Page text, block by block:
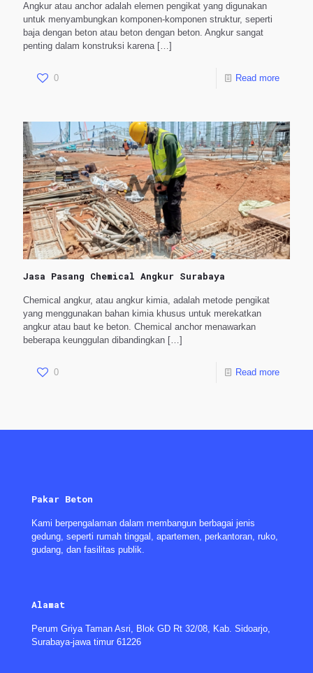
Angkur atau anchor adalah elemen pengikat yang digunakan
untuk menyambungkan komponen-komponen struktur, seperti
baja dengan beton atau beton dengan beton. Angkur sangat
penting dalam konstruksi karena[…]
0 Read more
Jasa Pasang Chemical Angkur Surabaya
Chemical angkur, atau angkur kimia, adalah metode pengikat
yang menggunakan bahan kimia khusus untuk merekatkan
angkur atau baut ke beton. Chemical anchor menawarkan
beberapa keunggulan dibandingkan […]
0 Read more
Pakar Beton
Kami berpengalaman dalam membangun berbagai jenis
gedung, seperti rumah tinggal, apartemen, perkantoran, ruko,
gudang, dan fasilitas publik.
Alamat
Perum Griya Taman Asri, Blok GD Rt 32/08, Kab. Sidoarjo,
Surabaya-jawa timur 61226